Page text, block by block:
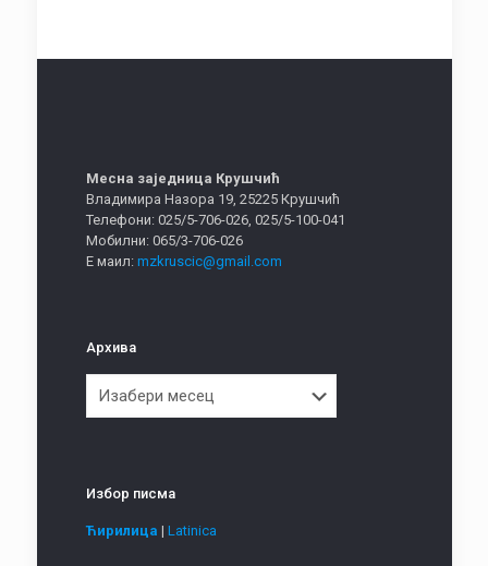
Месна заједница Крушчић
Владимира Назора 19, 25225 Крушчић
Телефони: 025/5-706-026, 025/5-100-041
Мобилни: 065/3-706-026
Е маил: mzkruscic@gmail.com
Архива
Избор писма
Ћирилица | Latinica